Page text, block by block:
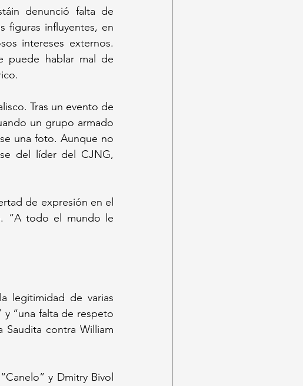
denunció falta de
figuras influyentes, en
intereses externos.
puede hablar mal de
Tras un evento de
un grupo armado
una foto. Aunque no
del líder del CJNG,
de expresión en el
“A todo el mundo le
legitimidad de varias
y “una falta de respeto
Saudita contra William
y Dmitry Bivol